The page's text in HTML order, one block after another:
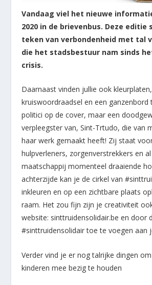
Vandaag viel het nieuwe
2020 in de brievenbus. Deze
teken van verbondenheid met tal
die het stadsbestuur nam sinds
crisis.
Daarnaast vinden jullie ook
kruiswoordraadsel en een ganzenbord
politici op de cover, maar een
verpleegster van, Sint-Trtudo, die van
haar werk gemaakt heeft! Zij staat
hulpverleners, zorgenverstrekkers en
maatschappij momenteel draaiende
achterzijde kan je de cirkel van
inkleuren en op een zichtbare plaats
raam. Het zou fijn zijn je creativiteit
website: sinttruidensolidair.be en door
#sinttruidensolidair toe te voegen aan
Verder vind je er nog talrijke dingen
kinderen mee bezig te houden